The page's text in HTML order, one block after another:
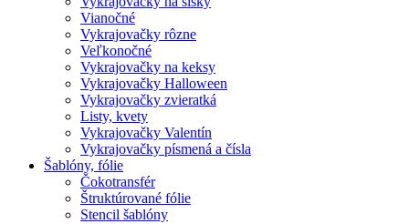
Vianočné
Vykrajovačky rôzne
Veľkonočné
Vykrajovačky na keksy
Vykrajovačky Halloween
Vykrajovačky zvieratká
Listy, kvety
Vykrajovačky Valentín
Vykrajovačky písmená a čísla
Šablóny, fólie
Čokotransfér
Štruktúrované fólie
Stencil šablóny